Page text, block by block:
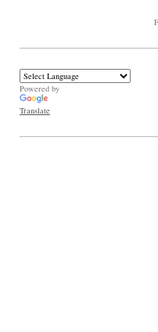
Powered by
Translate